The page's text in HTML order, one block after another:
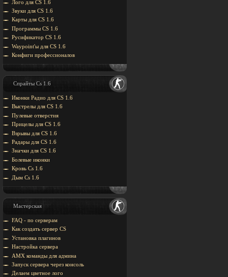
Лого для CS 1.6
Звуки для CS 1.6
Карты для CS 1.6
Программы CS 1.6
Русификатор CS 1.6
Waypoint'ы для CS 1.6
Конфиги профессионалов
Спрайты Cs 1.6
Иконки Радио для CS 1.6
Выстрелы для CS 1.6
Пулевые отверстия
Прицелы для CS 1.6
Взрывы для CS 1.6
Радары для CS 1.6
Значки для CS 1.6
Болевые иконки
Кровь Cs 1.6
Дым Cs 1.6
Мастерская
FAQ - по серверам
Как создать сервер CS
Установка плагинов
Настройка сервера
AMX команды для админа
Запуск сервера через консоль
Делаем цветное лого